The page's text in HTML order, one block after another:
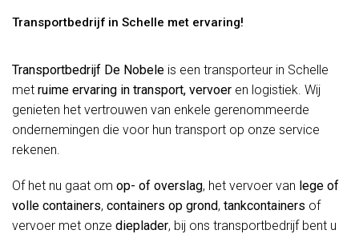
Transportbedrijf in Schelle met ervaring!
Transportbedrijf De Nobele is een transporteur in Schelle
met ruime ervaring in transport, vervoer en logistiek. Wij
genieten het vertrouwen van enkele gerenommeerde
ondernemingen die voor hun transport op onze service
rekenen.
Of het nu gaat om op- of overslag, het vervoer van lege of
volle containers, containers op grond, tankcontainers of
vervoer met onze dieplader, bij ons transportbedrijf bent u